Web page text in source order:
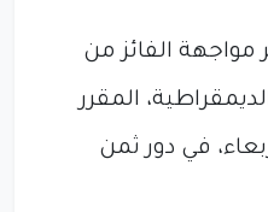
الفائز من
المقرر
في دور ثمن